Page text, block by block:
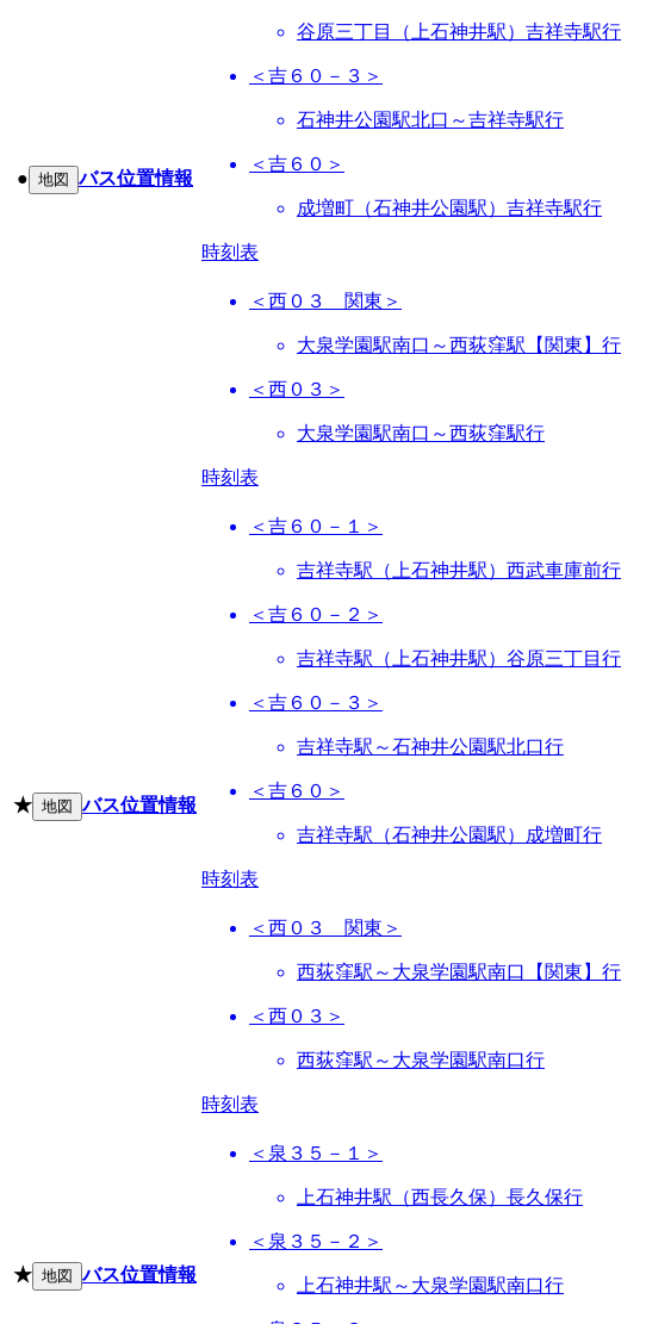
● 地図 バス位置情報
谷原三丁目（上石神井駅）吉祥寺駅行
＜吉６０－３＞
石神井公園駅北口～吉祥寺駅行
＜吉６０＞
成増町（石神井公園駅）吉祥寺駅行
時刻表
＜西０３ 関東＞
大泉学園駅南口～西荻窪駅【関東】行
＜西０３＞
大泉学園駅南口～西荻窪駅行
時刻表
★ 地図 バス位置情報
＜吉６０－１＞
吉祥寺駅（上石神井駅）西武車庫前行
＜吉６０－２＞
吉祥寺駅（上石神井駅）谷原三丁目行
＜吉６０－３＞
吉祥寺駅～石神井公園駅北口行
＜吉６０＞
吉祥寺駅（石神井公園駅）成増町行
時刻表
＜西０３ 関東＞
西荻窪駅～大泉学園駅南口【関東】行
＜西０３＞
西荻窪駅～大泉学園駅南口行
時刻表
★ 地図 バス位置情報
＜泉３５－１＞
上石神井駅（西長久保）長久保行
＜泉３５－２＞
上石神井駅～大泉学園駅南口行